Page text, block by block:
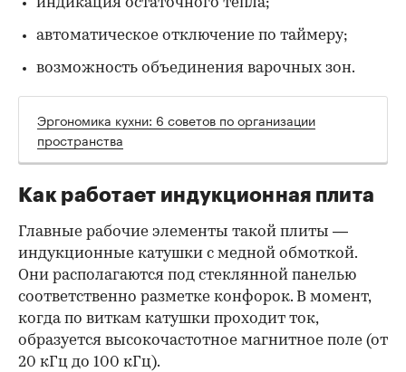
индикация остаточного тепла;
автоматическое отключение по таймеру;
возможность объединения варочных зон.
Эргономика кухни: 6 советов по организации
пространства
Как работает индукционная плита
Главные рабочие элементы такой плиты —
индукционные катушки с медной обмоткой.
Они располагаются под стеклянной панелью
соответственно разметке конфорок. В момент,
когда по виткам катушки проходит ток,
образуется высокочастотное магнитное поле (от
20 кГц до 100 кГц).